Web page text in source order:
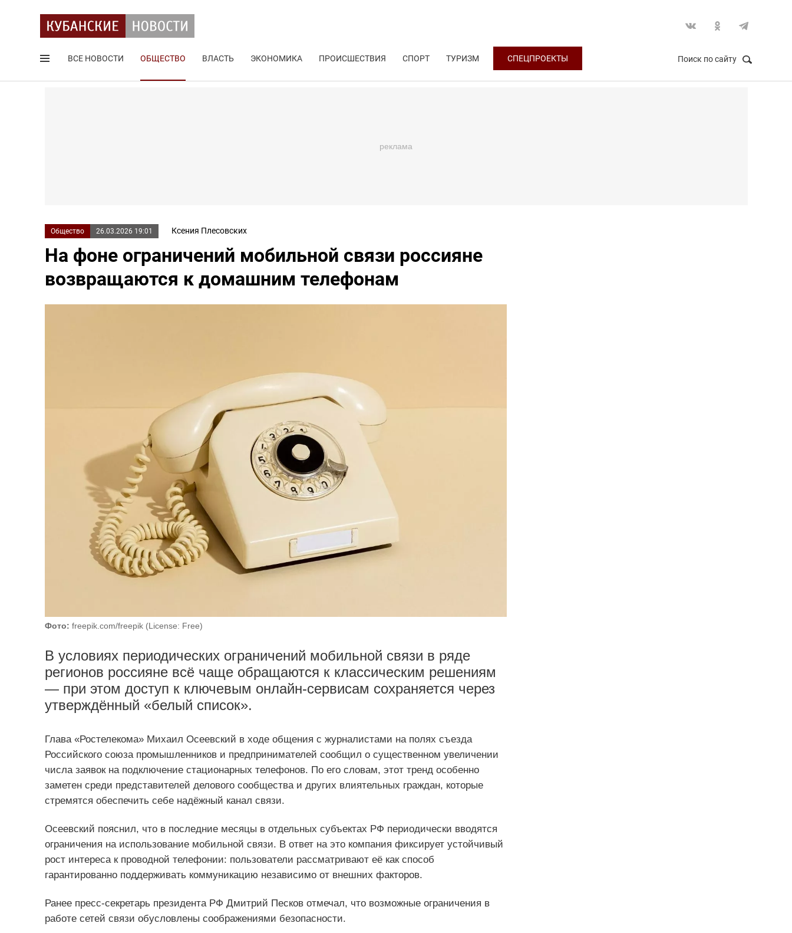
ВСЕ НОВОСТИ ОБЩЕСТВО ВЛАСТЬ ЭКОНОМИКА ПРОИСШЕСТВИЯ СПОРТ ТУРИЗМ СПЕЦПРОЕКТЫ Поиск по сайту
Общество 26.03.2026 19:01 Ксения Плесовских
На фоне ограничений мобильной связи россияне
возвращаются к домашним телефонам
Фото: freepik.com/freepik (License: Free)
В условиях периодических ограничений мобильной связи в ряде
регионов россияне всё чаще обращаются к классическим решениям
— при этом доступ к ключевым онлайн-сервисам сохраняется через
утверждённый «белый список».
Глава «Ростелекома» Михаил Осеевский в ходе общения с журналистами на полях съезда
Российского союза промышленников и предпринимателей сообщил о существенном увеличении
числа заявок на подключение стационарных телефонов. По его словам, этот тренд особенно
заметен среди представителей делового сообщества и других влиятельных граждан, которые
стремятся обеспечить себе надёжный канал связи.
Осеевский пояснил, что в последние месяцы в отдельных субъектах РФ периодически вводятся
ограничения на использование мобильной связи. В ответ на это компания фиксирует устойчивый
рост интереса к проводной телефонии: пользователи рассматривают её как способ
гарантированно поддерживать коммуникацию независимо от внешних факторов.
Ранее пресс-секретарь президента РФ Дмитрий Песков отмечал, что возможные ограничения в
работе сетей связи обусловлены соображениями безопасности.